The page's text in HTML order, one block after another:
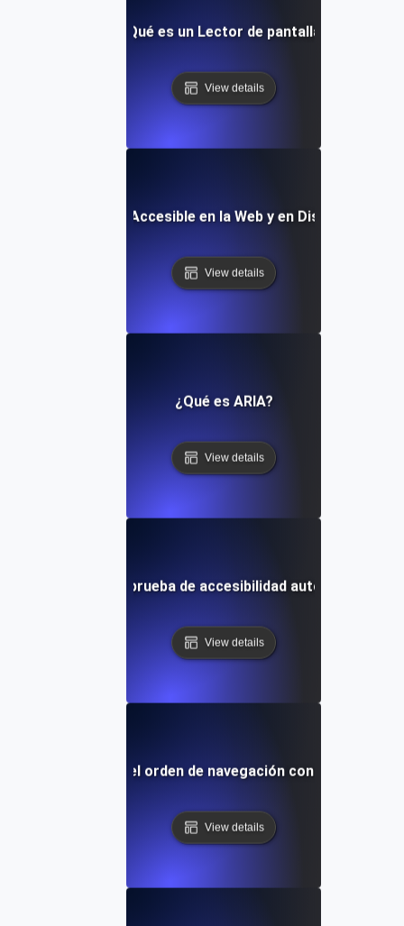
¿Qué es un Lector de pantalla?
View details
¿Qué es un Diseño Accesible en la Web y en Dispositivos
View details
¿Qué es ARIA?
View details
¿Qué es la prueba de accesibilidad automatizada?
View details
¿Qué es el orden de navegación con teclado?
View details